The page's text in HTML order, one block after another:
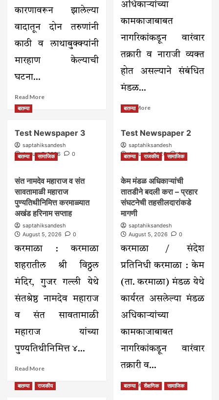
मागणी
कारणावरून झालेल्या
वादातून दोन तरुणांनी
काठी व लाथाबुक्क्यांनी
मारहाण केल्याची
घटना...
Read MoreRead
कारणावरून
तरुणावर
काठीने
हल्ला
अधिकाऱ्यांच्या
कामकाजाबाबत
नागरिकांकडून वारंवार
तक्रारी व नाराजी व्यक्त
होत असल्याने संबंधित
मंडळ...
Read MoreRead
केम
मंडळ
अधिकाऱ्यांच्या
बदलीसाठी
ठराव;
तहसीलदारांनाही
निवेदन
बातम्या
Test Newspaper 3
saptahiksandesh
August 7, 2026
0
बातम्या
Test Newspaper 2
saptahiksandesh
August 7, 2026
0
बातम्या सामाजिक
संत नामदेव महाराज व संत
सावतामाळी महाराज
पुण्यतिथीनिमित्त करमाळ्यात
अखंड हरिनाम सप्ताह
saptahiksandesh
August 5, 2026
0
करमाळा : करमाळा
शहरातील श्री विठ्ठल
मंदिर, गुजर गल्ली येथे
संतश्रेष्ठ नामदेव महाराज
व संत सावतामाळी
महाराज यांच्या
पुण्यतिथीनिमित्त ४...
Read MoreRead
about
बातम्या राजकीय सामाजिक
केम मंडळ अधिकाऱ्यांची
तातडीने बदली करा – प्रहार
संघटनेची तहसीलदारांकडे
मागणी
saptahiksandesh
August 5, 2026
0
करमाळा / संदेश
प्रतिनिधी करमाळा : केम
(ता. करमाळा) मंडळ येथे
कार्यरत असलेल्या मंडळ
अधिकाऱ्यांच्या
कामकाजाबाबत
नागरिकांकडून वारंवार
तक्रारी व...
Read MoreRead
बातम्या राजकीय बातम्या शैक्षणिक सामाजिक